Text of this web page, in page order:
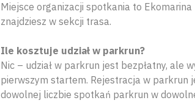
Miejsce organizacji spotkania to
znajdziesz w sekcji trasa.
Ile kosztuje udział w parkrun?
Nic – udział w parkrun jest bezpłatny, ale
pierwszym startem. Rejestracja w parkrun
dowolnej liczbie spotkań parkrun w